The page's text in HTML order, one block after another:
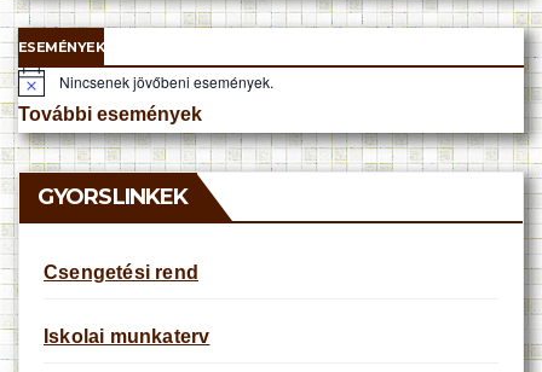
ESEMÉNYEK
N
o
t
i
c
Nincsenek jövőbeni események.
További események
GYORSLINKEK
Csengetési rend
Iskolai munkaterv